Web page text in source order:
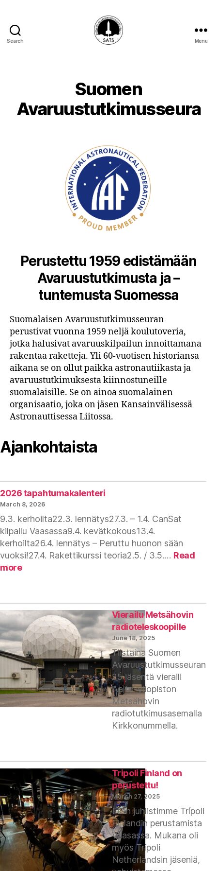
Search Menu
Suomen
Avaruustutkimusseura
Perustettu 1959 edistämään
Avaruustutkimusta ja –
tuntemusta Suomessa
Suomalaisen Avaruustutkimusseuran
perustivat vuonna 1959 neljä koulutoveria,
jotka halusivat avaruuskilpailun innoittamana
rakentaa raketteja. Yli 60-vuotisen historiansa
aikana se on ollut paikka astronautiikasta ja
avaruustutkimuksesta kiinnostuneille
suomalaisille. Se on ainoa suomalainen
organisaatio, joka on jäsen Kansainvälisessä
Astronauttisessa Liitossa.
Ajankohtaista
2026 tapahtumakalenteri
March 8, 2026
9.3. kerhoilta22.3. lennätys27.3. – 1.4. CanSat
kilpailu Vaasassa9.4. kevätkokous13.4.
kerhoilta26.4. lennätys – Peruttu huonon sään
vuoksi!27.4. Rakettikurssi teoria2.5. / 3.5.… Read
more:
Vierailu Metsähovin
radioteleskoopille
June 18, 2025
Tiistaina Suomen
Avaruustutkimusseuran
25 jäsentä vieraili
Aalto-yliopiston
Metsähovin
radiotutkimusasemalla
Kirkkonummella.
Tripoli Finland on
perustettu!
March 27, 2025
Eilen juhlistimme Trípoli
Finlandin perustamista
Vaasassa. Mukana oli
myös Trípoli
Netherlandsin jäseniä,